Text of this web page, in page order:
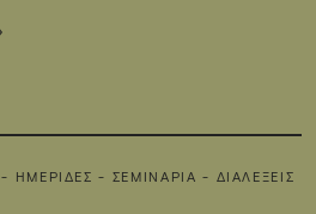
ΗΜΕΡΊΔΕΣ - ΣΕΜΙΝΆΡΙΑ - ΔΙΑΛΈΞΕΙΣ